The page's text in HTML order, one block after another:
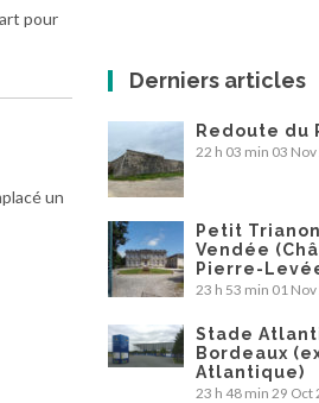
pour
un
Derniers articles
Redoute du
22 h 03 min 03
Petit
Vendée
Pierre-
23 h 53 min 01
Stade
Bordeaux
Atlantique)
23 h 48 min 29 Oct